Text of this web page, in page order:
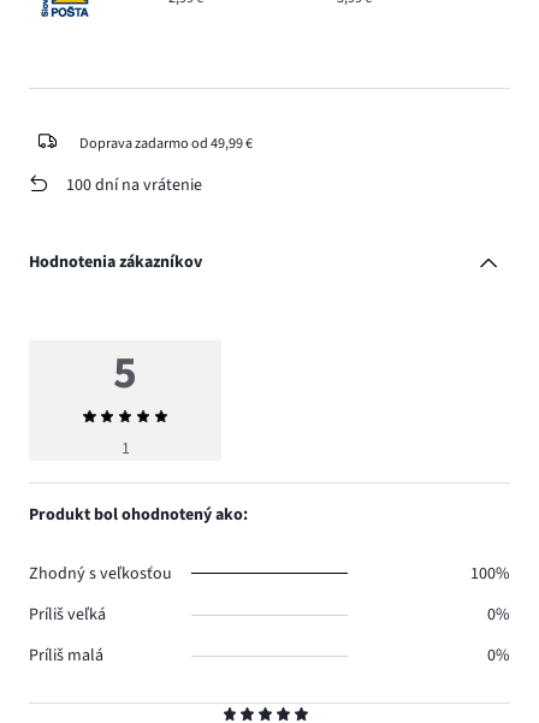
Doprava zadarmo od 49,99 €
100 dní na vrátenie
Hodnotenia zákazníkov
5
Priemerné
hodnotenie
1
Produkt bol ohodnotený ako:
Zhodný s veľkosťou
100%
Príliš veľká
0%
Príliš malá
0%